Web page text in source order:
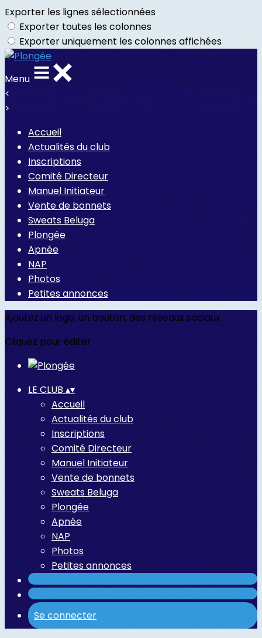
Exporter les lignes sélectionnées
Exporter toutes les colonnes
Exporter uniquement les colonnes affichées
Menu
<
>
Accueil
Actualités du club
Inscriptions
Comité Directeur
Manuel Initiateur
Vente de bonnets
Sweats Beluga
Plongée
Apnée
NAP
Photos
Petites annonces
Ajoutez un logo, un bouton, des réseaux sociaux
Cliquez pour éditer
LE CLUB▴▾
Accueil
Actualités du club
Inscriptions
Comité Directeur
Manuel Initiateur
Vente de bonnets
Sweats Beluga
Plongée
Apnée
NAP
Photos
Petites annonces
Se connecter